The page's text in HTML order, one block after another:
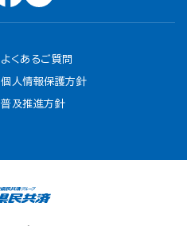
よくあるご質問
個人情報保護方針
普及推進方針